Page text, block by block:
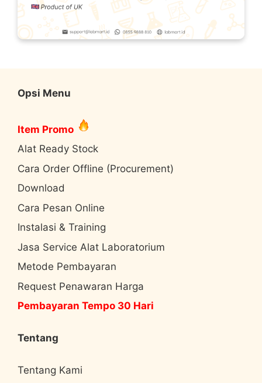
Opsi Menu
Item Promo
Alat Ready Stock
Cara Order Offline (Procurement)
Download
Cara Pesan Online
Instalasi & Training
Jasa Service Alat Laboratorium
Metode Pembayaran
Request Penawaran Harga
Pembayaran Tempo 30 Hari
Tentang
Tentang Kami